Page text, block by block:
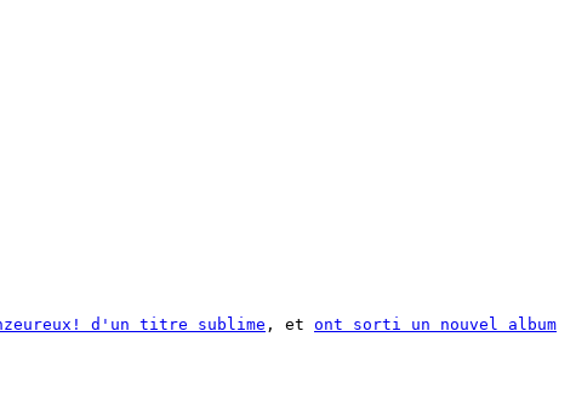
d'un titre sublime , et ont sorti un nouvel album